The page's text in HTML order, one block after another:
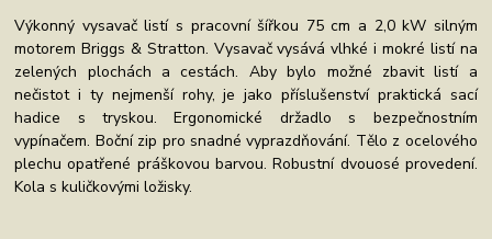
Výkonný vysavač listí s pracovní šířkou 75 cm a 2,0 kW silným
motorem Briggs & Stratton. Vysavač vysává vlhké i mokré listí na
zelených plochách a cestách. Aby bylo možné zbavit listí a
nečistot i ty nejmenší rohy, je jako příslušenství praktická sací
hadice s tryskou. Ergonomické držadlo s bezpečnostním
vypínačem. Boční zip pro snadné vyprazdňování. Tělo z ocelového
plechu opatřené práškovou barvou. Robustní dvouosé provedení.
Kola s kuličkovými ložisky.